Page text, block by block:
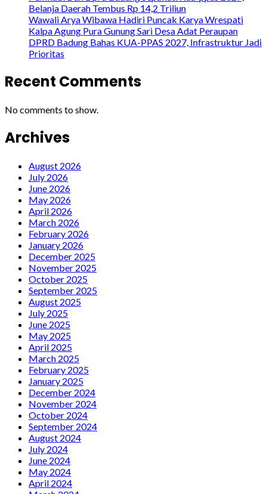
Belanja Daerah Tembus Rp 14,2 Triliun
Wawali Arya Wibawa Hadiri Puncak Karya Wrespati
Kalpa Agung Pura Gunung Sari Desa Adat Peraupan
DPRD Badung Bahas KUA-PPAS 2027, Infrastruktur Jadi
Prioritas
Recent Comments
No comments to show.
Archives
August 2026
July 2026
June 2026
May 2026
April 2026
March 2026
February 2026
January 2026
December 2025
November 2025
October 2025
September 2025
August 2025
July 2025
June 2025
May 2025
April 2025
March 2025
February 2025
January 2025
December 2024
November 2024
October 2024
September 2024
August 2024
July 2024
June 2024
May 2024
April 2024